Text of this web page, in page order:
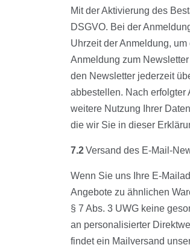
Mit der Aktivierung des
DSGVO. Bei der
Uhrzeit der Anmeldung,
Anmeldung zum
den Newsletter jederzeit
abbestellen. Nach
weitere Nutzung Ihrer
die wir Sie in dieser
7.2Versand des E-Mail-
Wenn Sie uns Ihre E-
Angebote zu ähnlichen
§ 7 Abs. 3 UWG keine
an personalisierter
findet ein Mailversand